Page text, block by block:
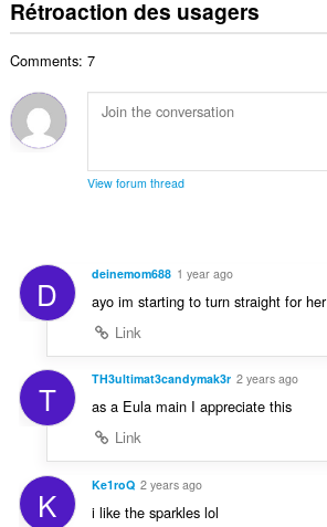
Rétroaction des usagers
Comments: 7
View forum thread
D deinemom688 1 year ago
ayo im starting to turn straight for her
Link
T TH3ultimat3candymak3r 2 years ago
as a Eula main I appreciate this
Link
K Ke1roQ 2 years ago
i like the sparkles lol